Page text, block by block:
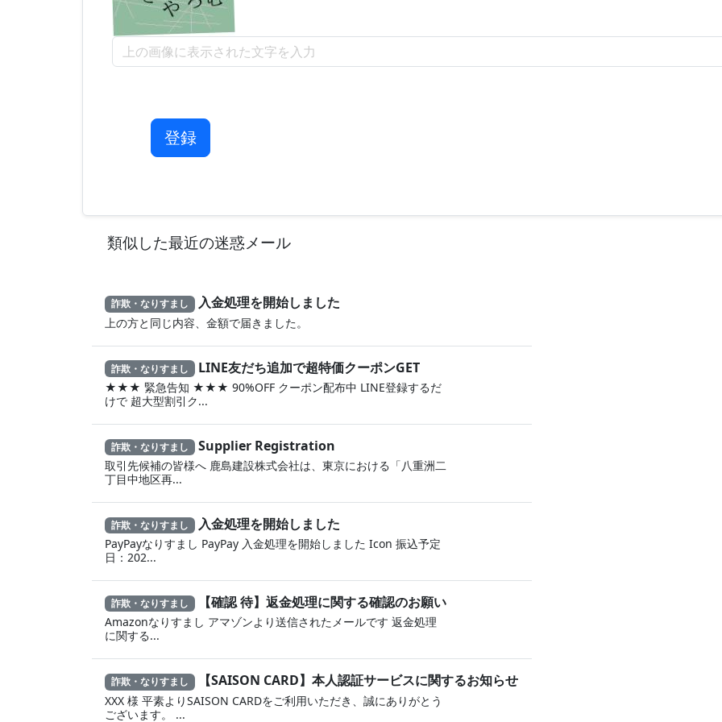
登録
類似した最近の迷惑メール
詐欺・なりすまし 入金処理を開始しました
上の方と同じ内容、金額で届きました。
詐欺・なりすまし LINE友だち追加で超特価クーポンGET
★★★ 緊急告知 ★★★ 90%OFF クーポン配布中 LINE登録するだ
けで 超大型割引ク...
詐欺・なりすまし Supplier Registration
取引先候補の皆様へ 鹿島建設株式会社は、東京における「八重洲二
丁目中地区再...
詐欺・なりすまし 入金処理を開始しました
PayPayなりすまし PayPay 入金処理を開始しました Icon 振込予定
日：202...
詐欺・なりすまし 【確認 待】返金処理に‍関する確認のお願い
Amazonなりすまし ア‍マゾ‍ンより送信されたメールです 返金‌処 理
に 関する...
詐欺・なりすまし 【SAISON CARD】本人認証サービスに関するお知らせ
XXX 様 平素よりSAISON CARDをご利用いただき、誠にありがとう
ございます。 ...